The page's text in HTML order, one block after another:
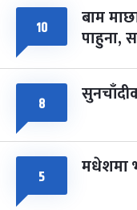
८ फागुपूर्णिमा
चैत्र ८, २०८३-Mar
१० बाम
पाहुना,
८
५ मधेशमा